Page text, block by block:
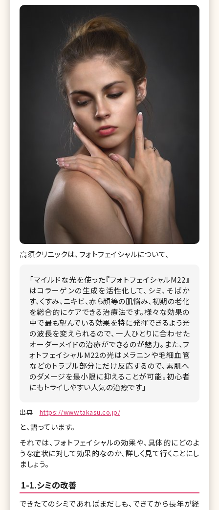
高須クリニックは、フォトフェイシャルについて、
「マイルドな光を使った『フォトフェイシャルM22』
はコラーゲンの生成を活性化して、シミ、そばか
す、くすみ、ニキビ、赤ら顔等の肌悩み、初期の老化
を総合的にケアできる治療法です。様々な効果の
中で最も望んでいる効果を特に発揮できるよう光
の波長を変えられるので、一人ひとりに合わせた
オーダーメイドの治療ができるのが魅力。また、フ
ォトフェイシャルM22の光はメラニンや毛細血管
などのトラブル部分にだけ反応するので、素肌へ
のダメージを最小限に抑えることが可能。初心者
にもトライしやすい人気の治療です」
出典 https://www.takasu.co.jp/
と、語っています。
それでは、フォトフェイシャルの効果や、具体的にどのよ
うな症状に対して効果的なのか、詳しく見て行くことにし
ましょう。
1-1.シミの改善
できたてのシミであればまだしも、できてから長年が経